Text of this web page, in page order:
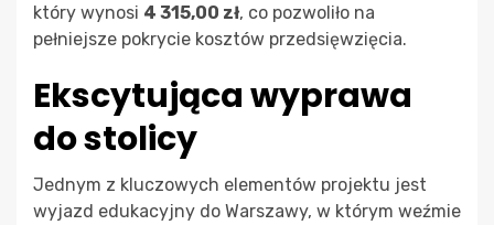
który wynosi 4 315,00 zł, co pozwoliło na
pełniejsze pokrycie kosztów przedsięwzięcia.
Ekscytująca wyprawa
do stolicy
Jednym z kluczowych elementów projektu jest
wyjazd edukacyjny do Warszawy, w którym weźmie